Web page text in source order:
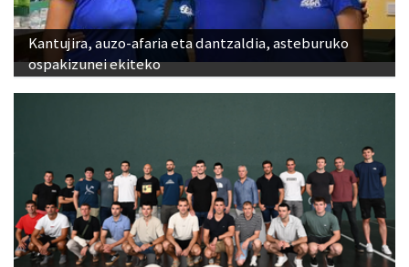
Kantujira, auzo-afaria eta dantzaldia, asteburuko
ospakizunei ekiteko